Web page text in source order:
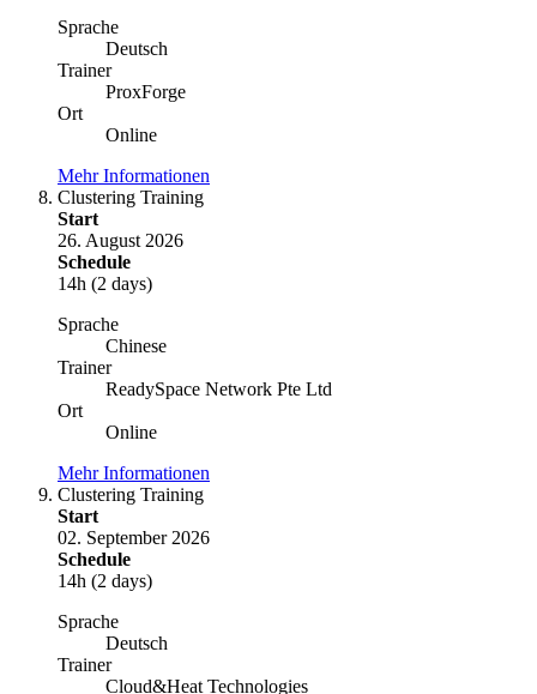
Sprache
Deutsch
Trainer
ProxForge
Ort
Online
Mehr Informationen
Clustering Training
Start
26. August 2026
Schedule
14h (2 days)
Sprache
Chinese
Trainer
ReadySpace Network Pte Ltd
Ort
Online
Mehr Informationen
Clustering Training
Start
02. September 2026
Schedule
14h (2 days)
Sprache
Deutsch
Trainer
Cloud&Heat Technologies